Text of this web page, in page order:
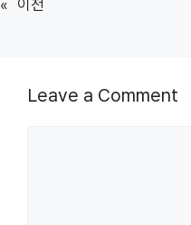
« 이전
Leave a Comment